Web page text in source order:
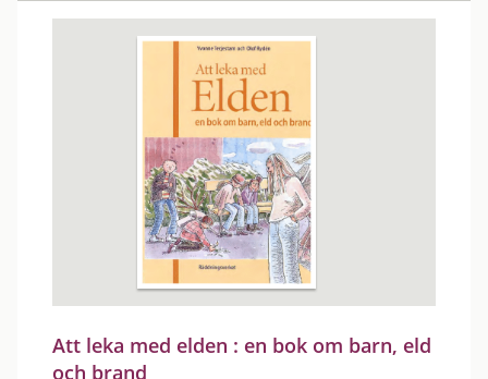
Att leka med elden : en bok om barn, eld
och brand